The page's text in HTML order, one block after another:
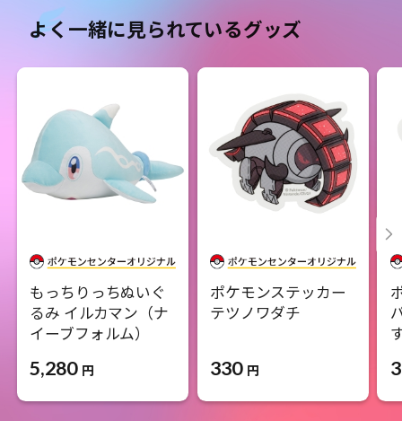
よく一緒に見られているグッズ
もっちりっちぬいぐ
るみ イルカマン（ナ
イーブフォルム）
5,280 円
ポケモンステッカー
テツノワダチ
330 円